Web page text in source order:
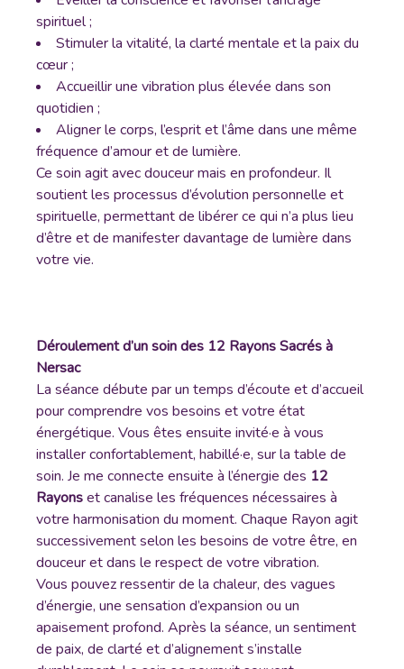
spirituel ;
Stimuler la vitalité, la clarté mentale et la paix du
cœur ;
Accueillir une vibration plus élevée dans son
quotidien ;
Aligner le corps, l’esprit et l’âme dans une même
fréquence d’amour et de lumière.
Ce soin agit avec douceur mais en profondeur. Il
soutient les processus d’évolution personnelle et
spirituelle, permettant de libérer ce qui n’a plus lieu
d’être et de manifester davantage de lumière dans
votre vie.
Déroulement d’un soin des 12 Rayons Sacrés à
Nersac
La séance débute par un temps d’écoute et d’accueil
pour comprendre vos besoins et votre état
énergétique. Vous êtes ensuite invité·e à vous
installer confortablement, habillé·e, sur la table de
soin. Je me connecte ensuite à l’énergie des 12
Rayonset canalise les fréquences nécessaires à
votre harmonisation du moment. Chaque Rayon agit
successivement selon les besoins de votre être, en
douceur et dans le respect de votre vibration.
Vous pouvez ressentir de la chaleur, des vagues
d’énergie, une sensation d’expansion ou un
apaisement profond. Après la séance, un sentiment
de paix, de clarté et d’alignement s’installe